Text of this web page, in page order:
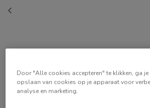
Door "Alle cookies accepteren" te klikken, ga
opslaan van cookies op je apparaat voor
analyse en marketing.